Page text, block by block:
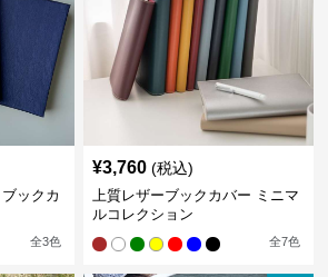
ックカ
全3色
¥3,760 (税込)
上質レザーブックカバー ミニマ
ルコレクション
全7色